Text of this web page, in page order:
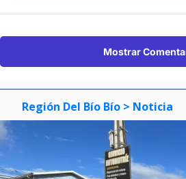
Mostrar
Región Del Bío Bío > Noticia